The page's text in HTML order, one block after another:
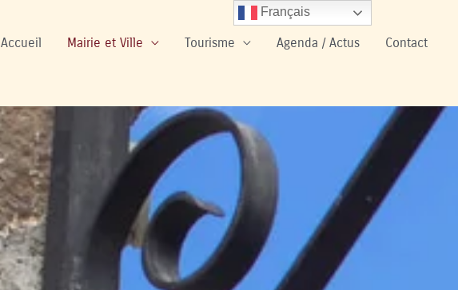
Accueil Mairie et Ville Tourisme Agenda / Actus Contact
Français